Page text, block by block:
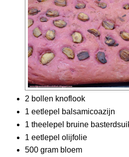
2 bollen knoflook
1 eetlepel balsamicoazijn
1 theelepel bruine
1 eetlepel olijfolie
500 gram bloem